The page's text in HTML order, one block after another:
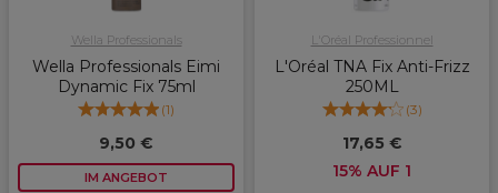
Wella Professionals
Wella Professionals Eimi
Dynamic Fix 75ml
(1)
9,50 €
IM ANGEBOT
L'Oréal Professionnel
L'Oréal TNA Fix Anti-Frizz
250ML
(3)
17,65 €
15% AUF 1